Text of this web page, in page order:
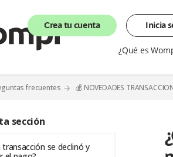
Crea tu cuenta Inicia
¿Qué es
frecuentes 💰 NOVEDADES
sección
transacción se declinó y